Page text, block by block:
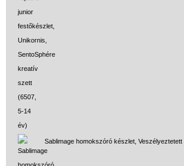
Sablimage homokszóró készlet, Veszélyeztetett